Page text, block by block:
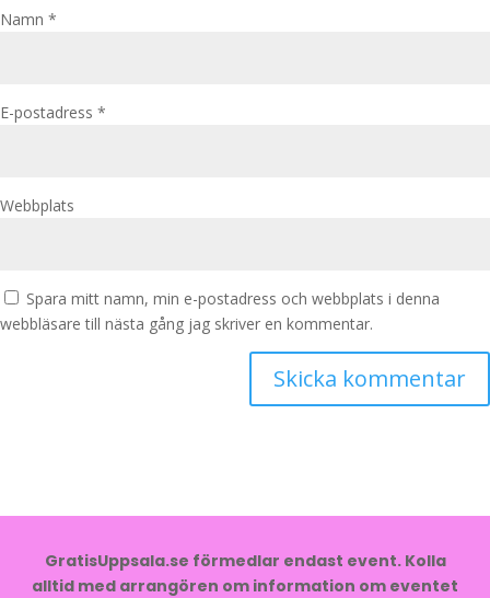
Namn *
E-postadress *
Webbplats
Spara mitt namn, min e-postadress och webbplats i denna
webbläsare till nästa gång jag skriver en kommentar.
GratisUppsala.se förmedlar endast event. Kolla
alltid med arrangören om information om eventet